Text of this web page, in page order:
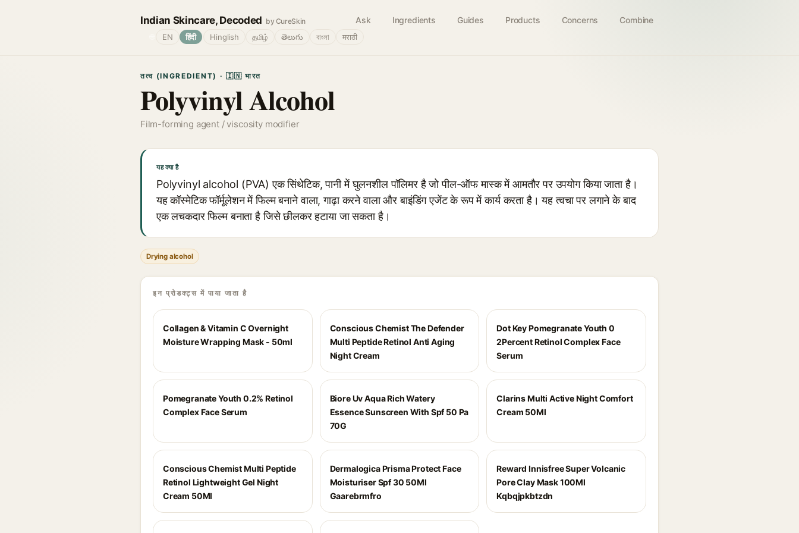
Indian Skincare, Decoded by CureSkin Ask Ingredients Guides Products Concerns Combine
EN हिंदी Hinglish தமிழ் తెలుగు বাংলা मराठी
तत्व (INGREDIENT) · 🇮🇳 भारत
Polyvinyl Alcohol
Film-forming agent / viscosity modifier
यह क्या है
Polyvinyl alcohol (PVA) एक सिंथेटिक, पानी में घुलनशील पॉलिमर है जो पील-ऑफ मास्क में आमतौर पर उपयोग किया जाता है।
यह कॉस्मेटिक फॉर्मूलेशन में फिल्म बनाने वाला, गाढ़ा करने वाला और बाइंडिंग एजेंट के रूप में कार्य करता है। यह त्वचा पर लगाने के बाद
एक लचकदार फिल्म बनाता है जिसे छीलकर हटाया जा सकता है।
Drying alcohol
इन प्रोडक्ट्स में पाया जाता है
Collagen & Vitamin C Overnight
Moisture Wrapping Mask - 50ml
Conscious Chemist The Defender
Multi Peptide Retinol Anti Aging
Night Cream
Dot Key Pomegranate Youth 0
2Percent Retinol Complex Face
Serum
Pomegranate Youth 0.2% Retinol
Complex Face Serum
Biore Uv Aqua Rich Watery
Essence Sunscreen With Spf 50 Pa
70G
Clarins Multi Active Night Comfort
Cream 50Ml
Conscious Chemist Multi Peptide
Retinol Lightweight Gel Night
Cream 50Ml
Dermalogica Prisma Protect Face
Moisturiser Spf 30 50Ml
Gaarebrmfro
Reward Innisfree Super Volcanic
Pore Clay Mask 100Ml
Kqbqjpkbtzdn